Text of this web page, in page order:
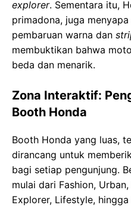
explorer. Sementara itu,
primadona, juga
pembaruan warna dan
membuktikan bahwa
beda dan menarik.
Zona Interaktif:
Booth Honda
Booth Honda yang luas,
dirancang untuk
bagi setiap pengunjung.
mulai dari Fashion,
Explorer, Lifestyle,